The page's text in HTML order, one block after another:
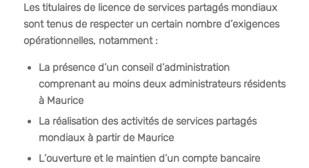
Les titulaires de licence de services partagés mondiaux
sont tenus de respecter un certain nombre d’exigences
opérationnelles, notamment :
La présence d’un conseil d’administration
comprenant au moins deux administrateurs résidents
à Maurice
La réalisation des activités de services partagés
mondiaux à partir de Maurice
L’ouverture et le maintien d’un compte bancaire